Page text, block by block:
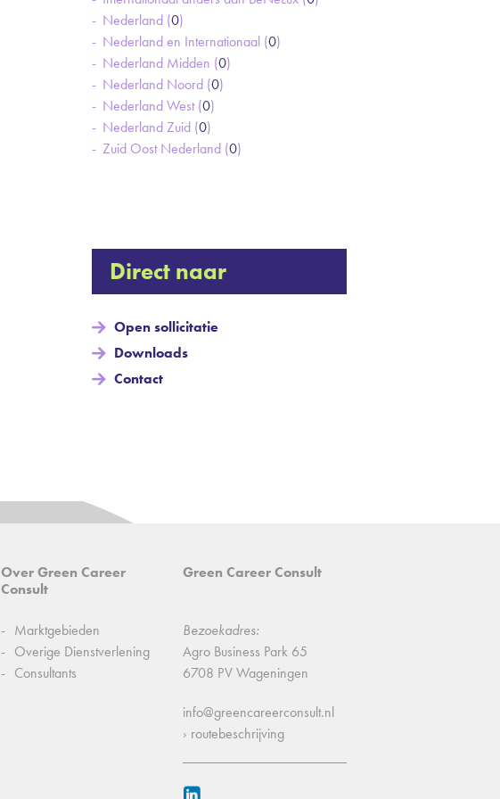
Nederland (0)
Nederland en Internationaal (0)
Nederland Midden (0)
Nederland Noord (0)
Nederland West (0)
Nederland Zuid (0)
Zuid Oost Nederland (0)
Direct naar
Open sollicitatie
Downloads
Contact
Over Green Career
Consult
Marktgebieden
Overige Dienstverlening
Consultants
Green Career Consult
Bezoekadres:
Agro Business Park 65
6708 PV Wageningen
info@greencareerconsult.nl
› routebeschrijving